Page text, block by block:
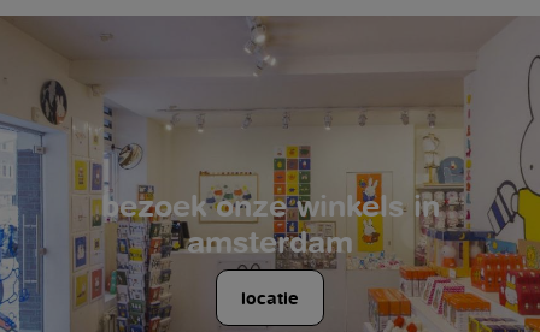
bezoek onze winkels in
amsterdam
locatie